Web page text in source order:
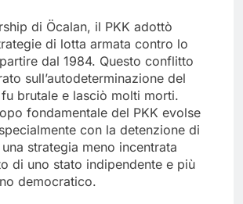
di Öcalan, il PKK adottò
di lotta armata contro lo
dal 1984. Questo conflitto
sull’autodeterminazione del
brutale e lasciò molti morti.
fondamentale del PKK evolse
con la detenzione di
strategia meno incentrata
di uno stato indipendente e più
democratico.